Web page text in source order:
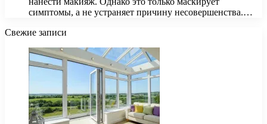
симптомы, а не устраняет причину несовершенства.…
Свежие записи